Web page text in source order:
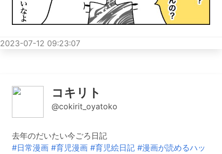
2023-07-12 09:23:07
コキリト
@cokirit_oyatoko
去年のだいたい今ごろ日記
#日常漫画 #育児漫画 #育児絵日記 #漫画が読めるハッ